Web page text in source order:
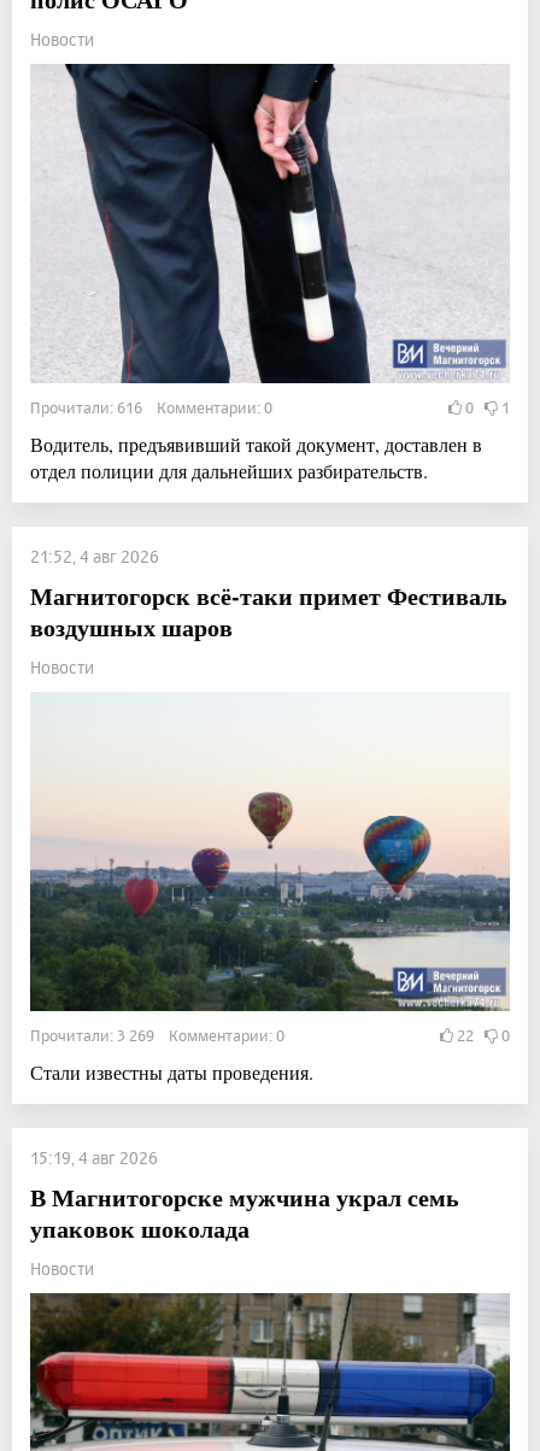
Новости
Прочитали: 616 Комментарии: 0 0 1
Водитель, предъявивший такой документ, доставлен в
отдел полиции для дальнейших разбирательств.
21:52, 4 авг 2026
Магнитогорск всё-таки примет Фестиваль
воздушных шаров
Новости
Прочитали: 3 269 Комментарии: 0 22 0
Стали известны даты проведения.
15:19, 4 авг 2026
В Магнитогорске мужчина украл семь
упаковок шоколада
Новости